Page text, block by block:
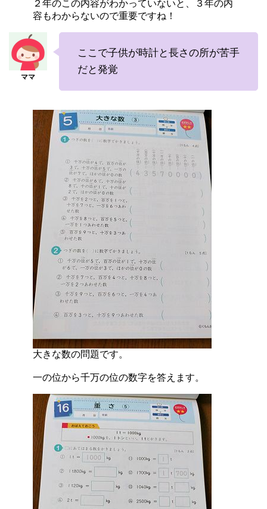
２年のこの内容がわかっていないと、３年の内
容もわからないので重要ですね！
ここで子供が時計と長さの所が苦手
だと発覚
大きな数の問題です。
一の位から千万の位の数字を答えます。